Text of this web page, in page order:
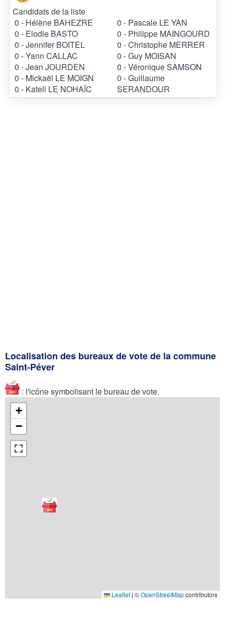
Candidats de la liste
0 - Hélène BAHEZRE
0 - Elodie BASTO
0 - Jennifer BOITEL
0 - Yann CALLAC
0 - Jean JOURDEN
0 - Mickaël LE MOIGN
0 - Katell LE NOHAÏC
0 - Pascale LE YAN
0 - Philippe MAINGOURD
0 - Christophe MERRER
0 - Guy MOISAN
0 - Véronique SAMSON
0 - Guillaume
SERANDOUR
Localisation des bureaux de vote de la commune
Saint-Péver
: l'icône symbolisant le bureau de vote.
+
−
Leaflet | ©OpenStreetMapcontributors